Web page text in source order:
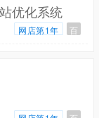
优化系统
网店第1年 百